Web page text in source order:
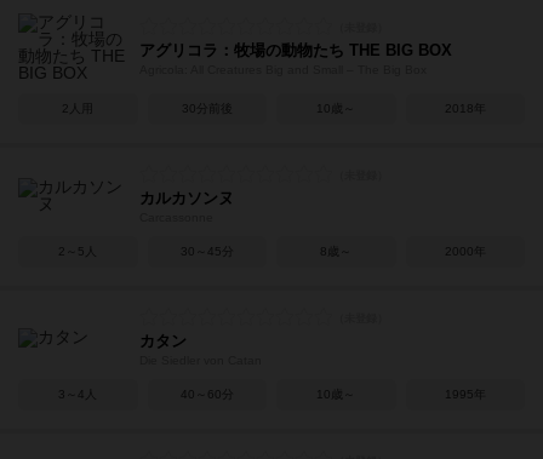
アグリコラ：牧場の動物たち THE BIG BOX
2人用 30分前後 10歳～ 2018年
カルカソンヌ
2～5人 30～45分 8歳～ 2000年
カタン
3～4人 40～60分 10歳～ 1995年